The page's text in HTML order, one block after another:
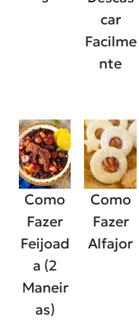
car
Facilme
nte
Como
Fazer
Feijoad
a (2
Maneir
as)
Como
Fazer
Alfajor